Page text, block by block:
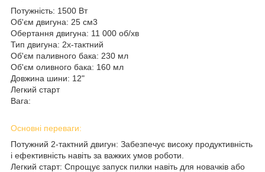
Потужність: 1500 Вт
Об'єм двигуна: 25 см3
Обертання двигуна: 11 000 об/хв
Тип двигуна: 2х-тактний
Об'єм паливного бака: 230 мл
Об'єм оливного бака: 160 мл
Довжина шини: 12"
Легкий старт
Вага:
Основні переваги:
Потужний 2-тактний двигун: Забезпечує високу продуктивність
і ефективність навіть за важких умов роботи.
Легкий старт: Спрощує запуск пилки навіть для новачків або